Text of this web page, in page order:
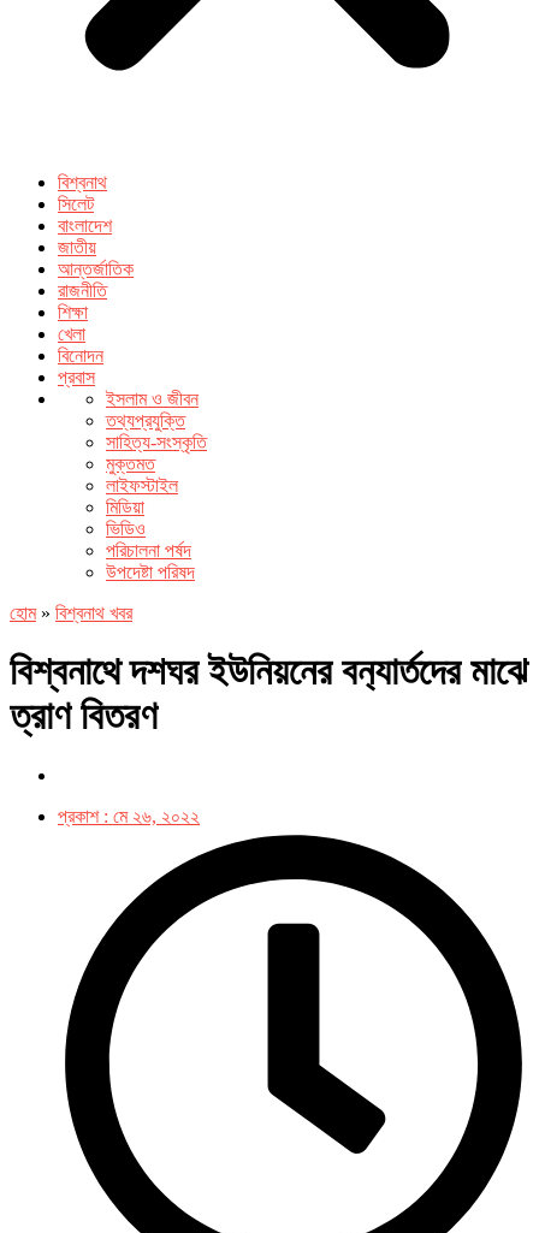
বিশ্বনাথ
সিলেট
বাংলাদেশ
জাতীয়
আন্তর্জাতিক
রাজনীতি
শিক্ষা
খেলা
বিনোদন
প্রবাস
ইসলাম ও জীবন
তথ্যপ্রযুক্তি
সাহিত্য-সংস্কৃতি
মুক্তমত
লাইফস্টাইল
মিডিয়া
ভিডিও
পরিচালনা পর্ষদ
উপদেষ্টা পরিষদ
হোম» বিশ্বনাথ খবর
বিশ্বনাথে দশঘর ইউনিয়নের বন‌্যার্তদের মাঝে
ত্রাণ বিতরণ
প্রকাশ : মে ২৬, ২০২২